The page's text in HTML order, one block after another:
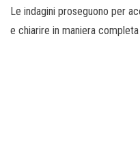
Le indagini proseguono per
e chiarire in maniera